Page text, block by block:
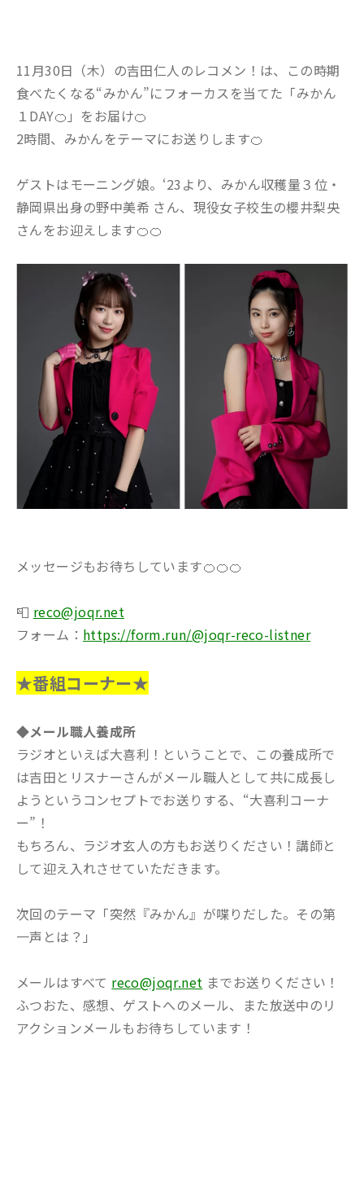
11月30日（木）の吉田仁人のレコメン！は、この時期
食べたくなる“みかん”にフォーカスを当てた「みかん
１DAY🍊」をお届け🍊
2時間、みかんをテーマにお送りします🍊
ゲストはモーニング娘。‘23より、みかん収穫量３位・
静岡県出身の野中美希 さん、現役女子校生の櫻井梨央
さんをお迎えします🍊🍊
メッセージもお待ちしています🍊🍊🍊
📮 reco@joqr.net
フォーム： https://form.run/@joqr-reco-listner
★番組コーナー★
◆メール職人養成所
ラジオといえば大喜利！ということで、この養成所で
は吉田とリスナーさんがメール職人として共に成長し
ようというコンセプトでお送りする、“大喜利コーナ
ー”！
もちろん、ラジオ玄人の方もお送りください！講師と
して迎え入れさせていただきます。
次回のテーマ「突然『みかん』が喋りだした。その第
一声とは？」
メールはすべて reco@joqr.net までお送りください！
ふつおた、感想、ゲストへのメール、また放送中のリ
アクションメールもお待ちしています！